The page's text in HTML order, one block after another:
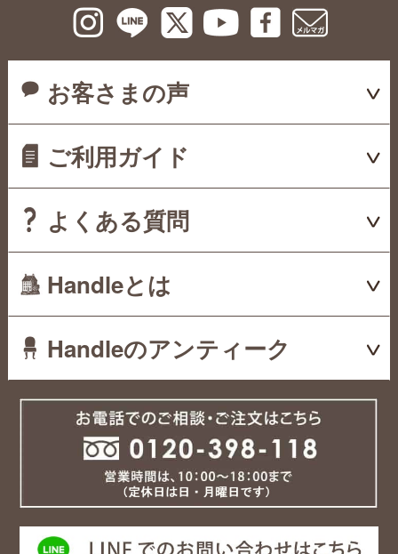
お客さまの声
ご利用ガイド
よくある質問
Handleとは
Handleのアンティーク